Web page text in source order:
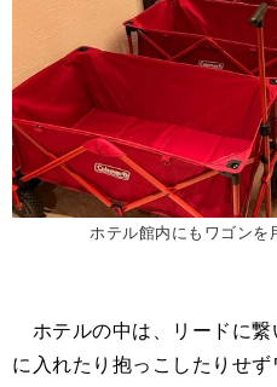
ホテル館内にもワゴンを
ホテルの中は、リードに
に入れたり抱っこしたりせ